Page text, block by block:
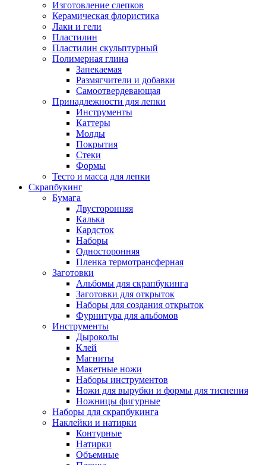
Изготовление слепков
Керамическая флористика
Лаки и гели
Пластилин
Пластилин скульптурный
Полимерная глина
Запекаемая
Размягчители и добавки
Самоотвердевающая
Принадлежности для лепки
Инструменты
Каттеры
Молды
Покрытия
Стеки
Формы
Тесто и масса для лепки
Скрапбукинг
Бумага
Двусторонняя
Калька
Кардсток
Наборы
Односторонняя
Пленка термотрансферная
Заготовки
Альбомы для скрапбукинга
Заготовки для открыток
Наборы для создания открыток
Фурнитура для альбомов
Инструменты
Дыроколы
Клей
Магниты
Макетные ножи
Наборы инструментов
Ножи для вырубки и формы для тиснения
Ножницы фигурные
Наборы для скрапбукинга
Наклейки и натирки
Контурные
Натирки
Объемные